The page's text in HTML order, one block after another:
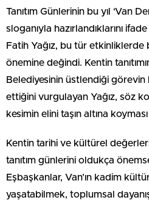
Tanıtım Günlerinin bu yıl ‘Van
sloganıyla hazırlandıklarını
Fatih Yağız, bu tür
önemine değindi. Kentin
Belediyesinin üstlendiği
ettiğini vurgulayan Yağız, söz
kesimin elini taşın altına
Kentin tarihi ve kültürel
tanıtım günlerini oldukça
Eşbaşkanlar, Van’ın kadim
yaşatabilmek, toplumsal